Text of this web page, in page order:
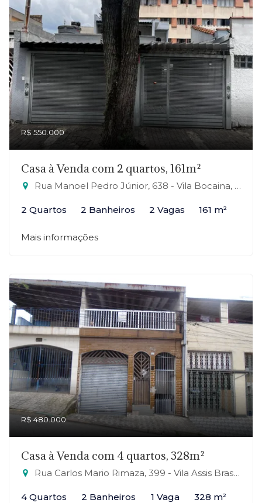
R$ 550.000
Casa à Venda com 2 quartos, 161m²
Rua Manoel Pedro Júnior, 638 - Vila Bocaina, Mauá-SP
2 Quartos 2 Banheiros 2 Vagas 161 m²
Mais informações
R$ 480.000
Casa à Venda com 4 quartos, 328m²
Rua Carlos Mario Rimaza, 399 - Vila Assis Brasil, Mauá-SP
4 Quartos 2 Banheiros 1 Vaga 328 m²